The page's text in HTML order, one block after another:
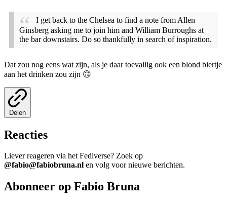
I get back to the Chelsea to find a note from Allen
Ginsberg asking me to join him and William Burroughs at
the bar downstairs. Do so thankfully in search of inspiration.
Dat zou nog eens wat zijn, als je daar toevallig ook een blond biertje
aan het drinken zou zijn 🙃
Delen
Reacties
Liever reageren via het Fediverse? Zoek op
@fabio@fabiobruna.nl en volg voor nieuwe berichten.
Abonneer op Fabio Bruna